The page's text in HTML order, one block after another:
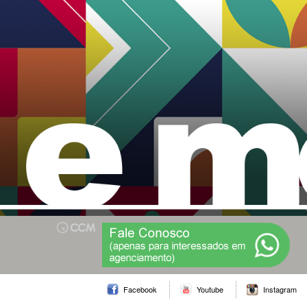
Facebook Youtube Instagram